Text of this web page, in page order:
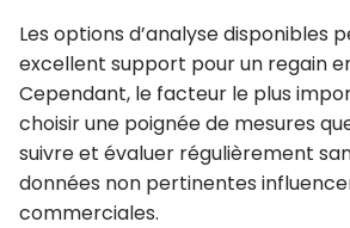
Les options d’analyse disponibles
excellent support pour un regain
Cependant, le facteur le plus
choisir une poignée de mesures
suivre et évaluer régulièrement
données non pertinentes
commerciales.